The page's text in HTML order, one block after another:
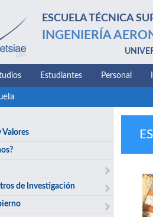
ESCUELA TÉCNICA
INGENIERÍA
Estudiantes Personal
Valores
de Investigación